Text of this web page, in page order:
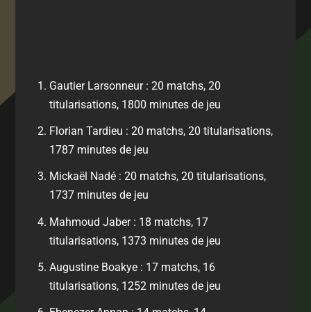
Gautier Larsonneur : 20 matchs, 20
titularisations, 1800 minutes de jeu
Florian Tardieu : 20 matchs, 20 titularisations,
1787 minutes de jeu
Mickaël Nadé : 20 matchs, 20 titularisations,
1737 minutes de jeu
Mahmoud Jaber : 18 matchs, 17
titularisations, 1373 minutes de jeu
Augustine Boakye : 17 matchs, 16
titularisations, 1252 minutes de jeu